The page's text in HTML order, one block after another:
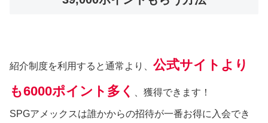
紹介制度を利用すると通常より、 公式サイトより
も6000ポイント多く
、獲得できます！
SPGアメックスは誰かからの招待が一番お得に入会でき